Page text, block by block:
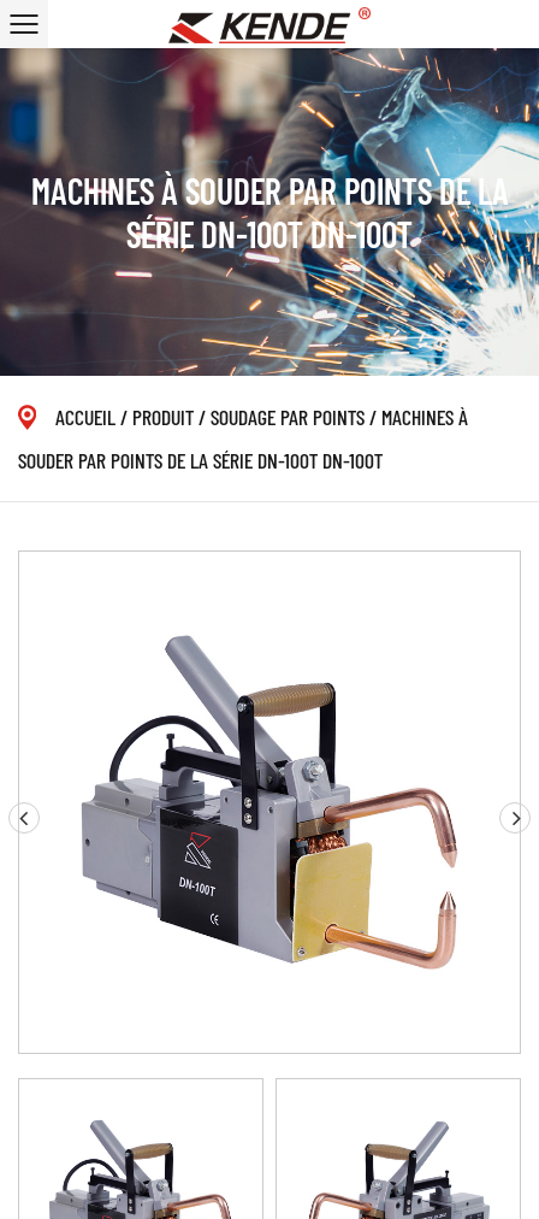
MACHINES À SOUDER PAR POINTS DE LA
SÉRIE DN-100T DN-100T
ACCUEIL/ PRODUIT/SOUDAGE PAR POINTS/ MACHINES À
SOUDER PAR POINTS DE LA SÉRIE DN-100T DN-100T